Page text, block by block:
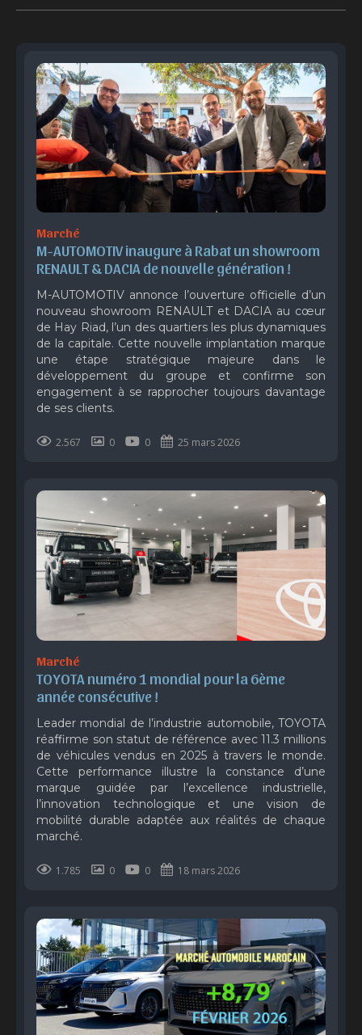
Marché
M-AUTOMOTIV inaugure à Rabat un showroom
RENAULT & DACIA de nouvelle génération !
M-AUTOMOTIV annonce l’ouverture officielle d’un
nouveau showroom RENAULT et DACIA au cœur
de Hay Riad, l’un des quartiers les plus dynamiques
de la capitale. Cette nouvelle implantation marque
une étape stratégique majeure dans le
développement du groupe et confirme son
engagement à se rapprocher toujours davantage
de ses clients.
2.567 0 0 25 mars 2026
Marché
TOYOTA numéro 1 mondial pour la 6ème
année consécutive !
Leader mondial de l’industrie automobile, TOYOTA
réaffirme son statut de référence avec 11.3 millions
de véhicules vendus en 2025 à travers le monde.
Cette performance illustre la constance d’une
marque guidée par l’excellence industrielle,
l’innovation technologique et une vision de
mobilité durable adaptée aux réalités de chaque
marché.
1.785 0 0 18 mars 2026